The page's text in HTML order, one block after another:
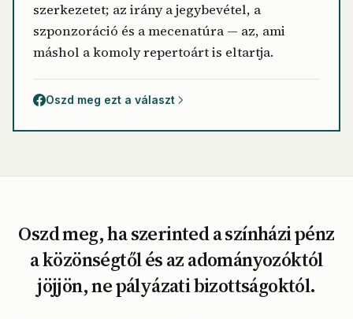
szerkezetet; az irány a jegybevétel, a
szponzoráció és a mecenatúra — az, ami
máshol a komoly repertoárt is eltartja.
Oszd meg ezt a választ
Oszd meg, ha szerinted a színházi pénz
a közönségtől és az adományozóktól
jöjjön, ne pályázati bizottságoktól.